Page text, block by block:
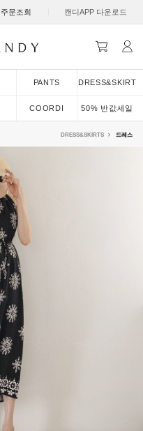
주문조회 캔디APP 다운로드
PANTS DRESS&SKIRT
COORDI 50% 반값세일
DRESS&SKIRTS 드레스